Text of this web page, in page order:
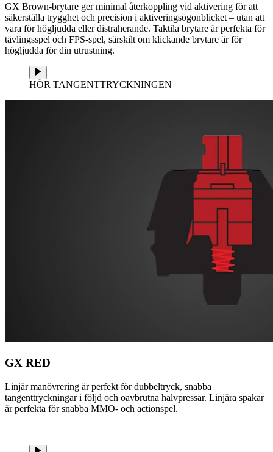
GX Brown-brytare ger minimal återkoppling vid aktivering för att
säkerställa trygghet och precision i aktiveringsögonblicket – utan att
vara för högljudda eller distraherande. Taktila brytare är perfekta för
tävlingsspel och FPS-spel, särskilt om klickande brytare är för
högljudda för din utrustning.
HÖR TANGENTTRYCKNINGEN
GX RED
Linjär manövrering är perfekt för dubbeltryck, snabba
tangenttryckningar i följd och oavbrutna halvpressar. Linjära spakar
är perfekta för snabba MMO- och actionspel.